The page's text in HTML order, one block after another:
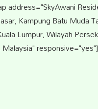
address="SkyAwani
Kampung Batu Muda
Lumpur, Wilayah
responsive="yes"]